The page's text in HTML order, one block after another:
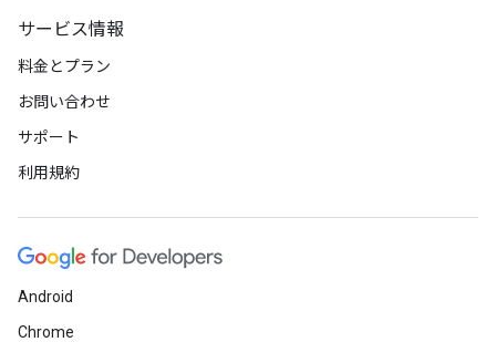
サービス情報
料金とプラン
お問い合わせ
サポート
利用規約
Android
Chrome